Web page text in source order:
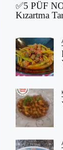
✅5 PÜF
Kızartma